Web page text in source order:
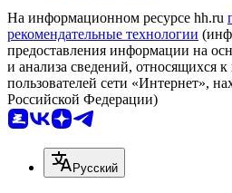
На информационном ресурсе hh.ru
рекомендательные технологии
предоставления информации на
и анализа сведений, относящихся
пользователей сети «Интернет»,
Российской Федерации)
Русский